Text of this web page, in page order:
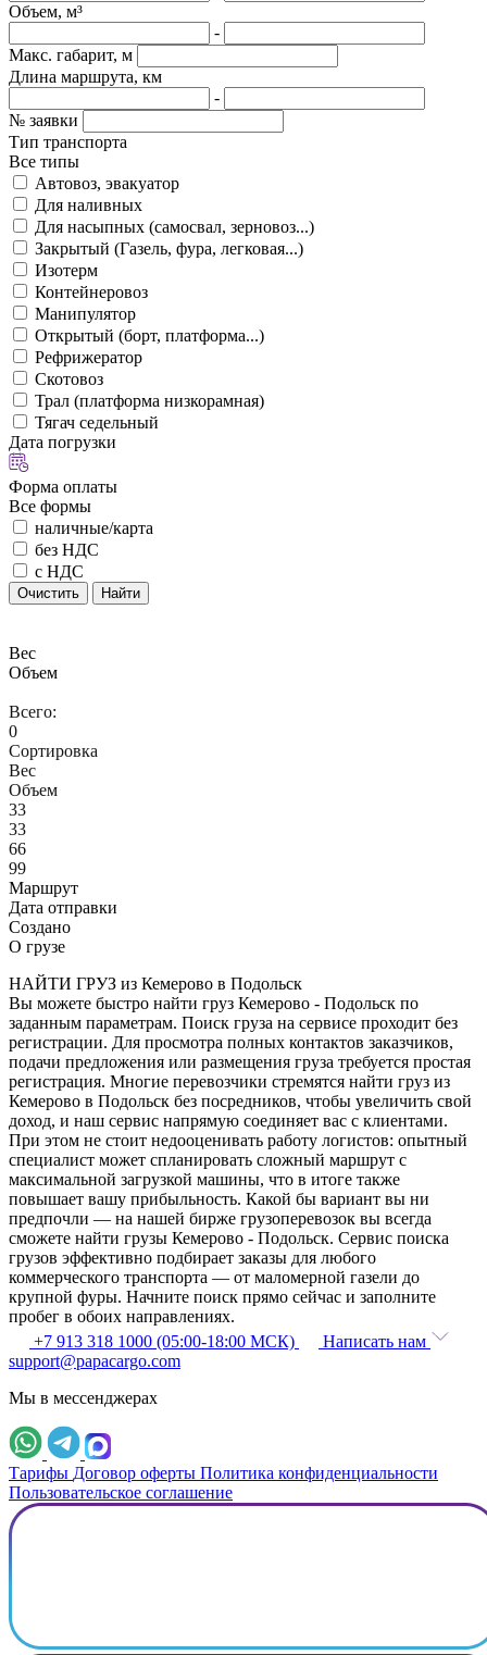
Объем, м³
-
Макс. габарит, м
Длина маршрута, км
-
№ заявки
Тип транспорта
Все типы
Автовоз, эвакуатор
Для наливных
Для насыпных (самосвал, зерновоз...)
Закрытый (Газель, фура, легковая...)
Изотерм
Контейнеровоз
Манипулятор
Открытый (борт, платформа...)
Рефрижератор
Скотовоз
Трал (платформа низкорамная)
Тягач седельный
Дата погрузки
Форма оплаты
Все формы
наличные/карта
без НДС
с НДС
Очистить Найти
Вес
Объем
Всего:
0
Сортировка
Вес
Объем
33
33
66
99
Маршрут
Дата отправки
Создано
О грузе
НАЙТИ ГРУЗ из Кемерово в Подольск
Вы можете быстро найти груз Кемерово - Подольск по
заданным параметрам. Поиск груза на сервисе проходит без
регистрации. Для просмотра полных контактов заказчиков,
подачи предложения или размещения груза требуется простая
регистрация. Многие перевозчики стремятся найти груз из
Кемерово в Подольск без посредников, чтобы увеличить свой
доход, и наш сервис напрямую соединяет вас с клиентами.
При этом не стоит недооценивать работу логистов: опытный
специалист может спланировать сложный маршрут с
максимальной загрузкой машины, что в итоге также
повышает вашу прибыльность. Какой бы вариант вы ни
предпочли — на нашей бирже грузоперевозок вы всегда
сможете найти грузы Кемерово - Подольск. Сервис поиска
грузов эффективно подбирает заказы для любого
коммерческого транспорта — от маломерной газели до
крупной фуры. Начните поиск прямо сейчас и заполните
пробег в обоих направлениях.
+7 913 318 1000 (05:00-18:00 МСК)
Написать нам
support@papacargo.com
Мы в мессенджерах
Тарифы Договор оферты Политика конфиденциальности
Пользовательское соглашение